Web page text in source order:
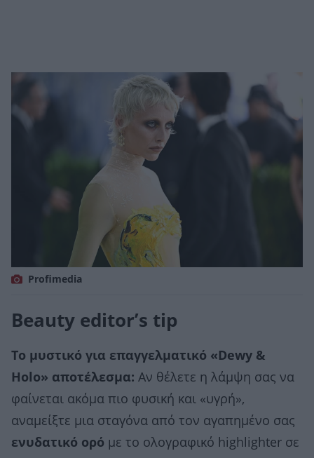
Profimedia
Beauty editor’s tip
Το μυστικό για επαγγελματικό «Dewy &
Holo» αποτέλεσμα: Αν θέλετε η λάμψη σας να
φαίνεται ακόμα πιο φυσική και «υγρή»,
αναμείξτε μια σταγόνα από τον αγαπημένο σας
ενυδατικό ορό με το ολογραφικό highlighter σε